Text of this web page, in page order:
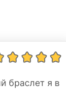
браслет я в